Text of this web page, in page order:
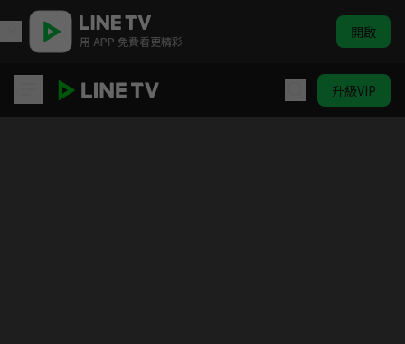
用 APP 免費看更精彩 開啟
升級VIP